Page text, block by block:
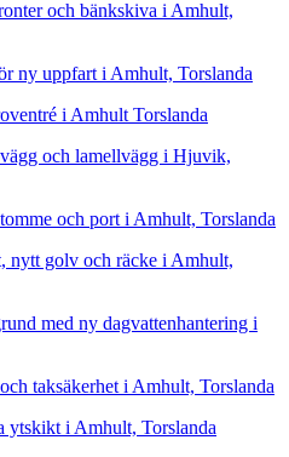
och bänkskiva i Amhult,
ny uppfart i Amhult, Torslanda
i Amhult Torslanda
och lamellvägg i Hjuvik,
och port i Amhult, Torslanda
nytt golv och räcke i Amhult,
med ny dagvattenhantering i
taksäkerhet i Amhult, Torslanda
ytskikt i Amhult, Torslanda